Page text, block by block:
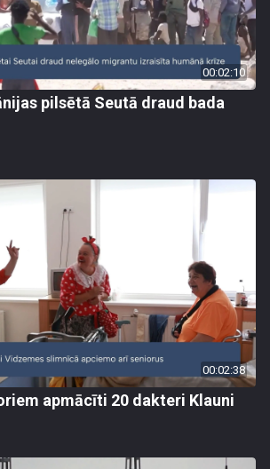
00:02:10
pilsētā Seutā draud bada
00:02:38
apmācīti 20 dakteri Klauni